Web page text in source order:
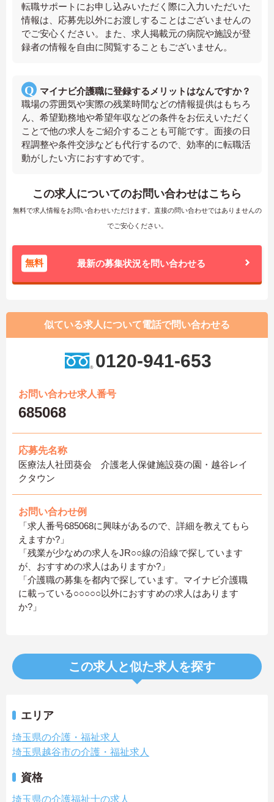
転職サポートにお申し込みいただく際に入力いただいた
情報は、応募先以外にお渡しすることはございませんの
でご安心ください。また、求人掲載元の病院や施設が登
録者の情報を自由に閲覧することもございません。
マイナビ介護職に登録するメリットはなんですか？
職場の雰囲気や実際の残業時間などの情報提供はもちろ
ん、希望勤務地や希望年収などの条件をお伝えいただく
ことで他の求人をご紹介することも可能です。面接の日
程調整や条件交渉なども代行するので、効率的に転職活
動がしたい方におすすめです。
この求人についてのお問い合わせはこちら
無料で求人情報をお問い合わせいただけます。直接の問い合わせではありませんの
でご安心ください。
無料 最新の募集状況を問い合わせる
似ている求人について電話で問い合わせる
0120-941-653
お問い合わせ求人番号
685068
応募先名称
医療法人社団葵会 介護老人保健施設葵の園・越谷レイ
クタウン
お問い合わせ例
「求人番号685068に興味があるので、詳細を教えてもら
えますか?」
「残業が少なめの求人をJR○○線の沿線で探しています
が、おすすめの求人はありますか?」
「介護職の募集を都内で探しています。マイナビ介護職
に載っている○○○○○以外におすすめの求人はあります
か?」
この求人と似た求人を探す
エリア
埼玉県の介護・福祉求人
埼玉県越谷市の介護・福祉求人
資格
埼玉県の介護福祉士の求人